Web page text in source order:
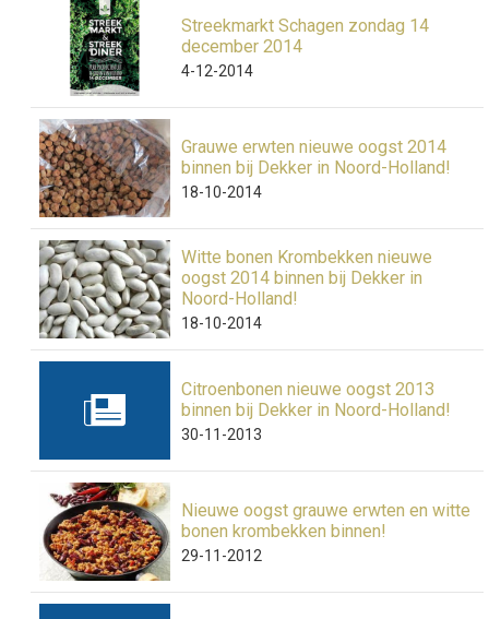
Streekmarkt Schagen zondag 14
december 2014
4-12-2014
Grauwe erwten nieuwe oogst 2014
binnen bij Dekker in Noord-Holland!
18-10-2014
Witte bonen Krombekken nieuwe
oogst 2014 binnen bij Dekker in
Noord-Holland!
18-10-2014
Citroenbonen nieuwe oogst 2013
binnen bij Dekker in Noord-Holland!
30-11-2013
Nieuwe oogst grauwe erwten en witte
bonen krombekken binnen!
29-11-2012